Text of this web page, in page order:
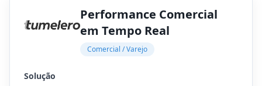
Performance Comercial
em Tempo Real
Comercial / Varejo
Solução